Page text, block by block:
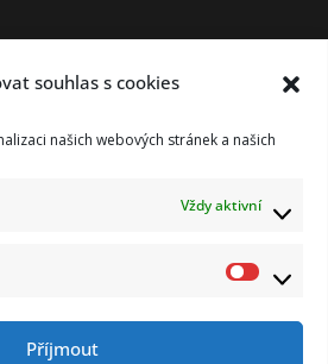
souhlas s cookies
našich webových stránek a našich
Vždy aktivní
Příjmoutosobních údajů